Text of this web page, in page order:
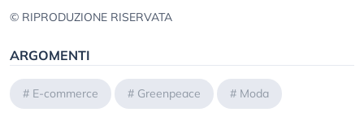
© RIPRODUZIONE RISERVATA
ARGOMENTI
# E-commerce # Greenpeace # Moda